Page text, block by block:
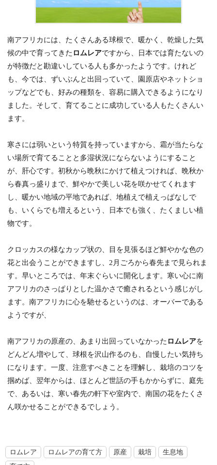
南アフリカには、たくさんある球根で、暖かく、乾燥した気
候の中で育ってきた ロムレアですから、日本では育たないの
が特徴だと勘違いしている人も多かったようです。けれど
も、今では、ずいぶんと出回っていて、園原店やネットショ
ップなどでも、好みの種類を、容易に購入できるようになり
ました。そして、育てることに成功している人もたくさんい
ます。
寒さには弱いという特質を持っていますから、霜が当たらな
い場所で育てることと多湿状況にならないようにすること
が、肝心です。初秋から晩秋にかけて植えつければ、晩秋か
ら春真っ盛りまで、鮮やかで美しい花を咲かせてくれます
し、暖かい地域の平地であれば、地植えで植えっぱなしで
も、いくらでも増えるという、日本でも強く、たくましい植
物です。
クロッカスの様なカップ状の、目を見張るほど鮮やかな色の
花と出会うことができますし、2月ごろから春先まで見られま
す。早いところでは、年末ぐらいに開化します。寒い心に南
アフリカのさっぱりとした温かさで癒されるという感じがし
ます。南アフリカに心を馳せるというのは、オーバーである
ようですが、
南アフリカの原産の、あまり出回っていなかった ロムレアを
どんどん増やして、球根を沢山作るのも、自慢したい気持ち
になります。一度、注意すべきことを理解し、栽培のコツを
掴めば、翌年からは、ほとんど世話の手もかからずに、庭先
で、あるいは、寒い春先の軒下や室内で、南国の花をたくさ
ん咲かせることができるでしょう。
ロムレア ロムレアの育て方 原産 栽培
生息地